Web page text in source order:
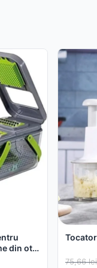
din otel
75,66lei